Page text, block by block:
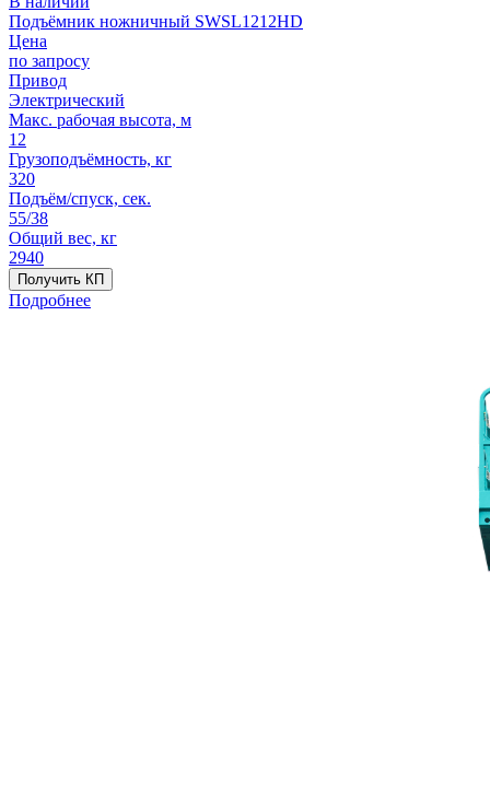
Подъёмник ножничный SWSL1212HD
Цена
по запросу
Привод
Электрический
Макс. рабочая высота, м
12
Грузоподъёмность, кг
320
Подъём/спуск, сек.
55/38
Общий вес, кг
2940
Получить КП
Подробнее